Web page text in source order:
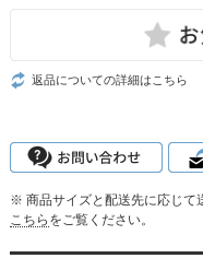
返品についての詳細はこちら
※ 商品サイズと配送先に応じて
こちら をご覧ください。